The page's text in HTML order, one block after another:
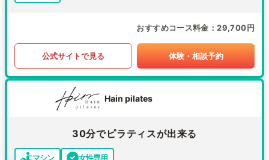
おすすめコース料金 29,700円
公式サイトで見る 体験・相談予約
Hain pilates
30分でピラティスが出来る
マシン 女性専用